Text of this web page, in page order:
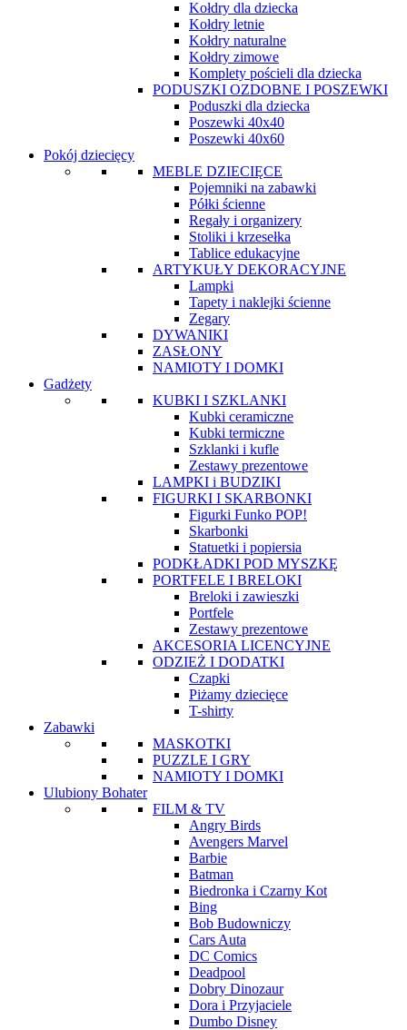
Kołdry dla dziecka
Kołdry letnie
Kołdry naturalne
Kołdry zimowe
Komplety pościeli dla dziecka
PODUSZKI OZDOBNE I POSZEWKI
Poduszki dla dziecka
Poszewki 40x40
Poszewki 40x60
Pokój dziecięcy
MEBLE DZIECIĘCE
Pojemniki na zabawki
Półki ścienne
Regały i organizery
Stoliki i krzesełka
Tablice edukacyjne
ARTYKUŁY DEKORACYJNE
Lampki
Tapety i naklejki ścienne
Zegary
DYWANIKI
ZASŁONY
NAMIOTY I DOMKI
Gadżety
KUBKI I SZKLANKI
Kubki ceramiczne
Kubki termiczne
Szklanki i kufle
Zestawy prezentowe
LAMPKI i BUDZIKI
FIGURKI I SKARBONKI
Figurki Funko POP!
Skarbonki
Statuetki i popiersia
PODKŁADKI POD MYSZKĘ
PORTFELE I BRELOKI
Breloki i zawieszki
Portfele
Zestawy prezentowe
AKCESORIA LICENCYJNE
ODZIEŻ I DODATKI
Czapki
Piżamy dziecięce
T-shirty
Zabawki
MASKOTKI
PUZZLE I GRY
NAMIOTY I DOMKI
Ulubiony Bohater
FILM & TV
Angry Birds
Avengers Marvel
Barbie
Batman
Biedronka i Czarny Kot
Bing
Bob Budowniczy
Cars Auta
DC Comics
Deadpool
Dobry Dinozaur
Dora i Przyjaciele
Dumbo Disney